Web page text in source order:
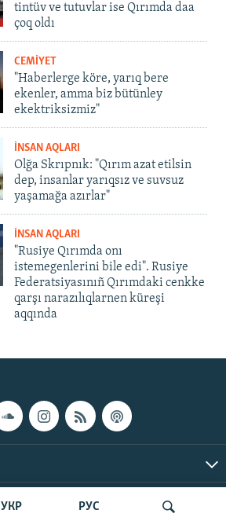
УКР РУС
tintüv ve tutuvlar ise Qırımda daa
çoq oldı
CEMİYET
"Haberlerge köre, yarıq bere
ekenler, amma biz bütünley
ekektriksizmiz"
İNSAN AQLARI
Olğa Skrıpnık: "Qırım azat etilsin
dep, insanlar yarıqsız ve suvsuz
yaşamağa azırlar"
İNSAN AQLARI
"Rusiye Qırımda onı
istemegenlerini bile edi". Rusiye
Federatsiyasınıñ Qırımdaki cenkke
qarşı narazılıqlarnen küreşi
aqqında
© Qırım.Aqiqat, 2026 | All Rights Reserved.